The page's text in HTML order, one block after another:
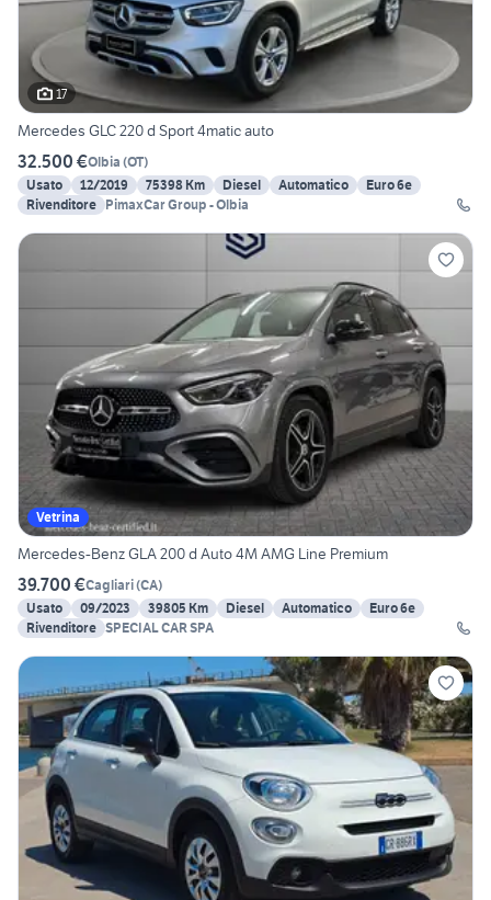
17
Mercedes GLC 220 d Sport 4matic auto
32.500 €Olbia (OT)
Usato
12/2019 75398 Km Diesel Automatico
Euro 6e
Rivenditore PimaxCar Group - Olbia
Vetrina
Mercedes-Benz GLA 200 d Auto 4M AMG Line Premium
39.700 €Cagliari(CA)
Usato
09/2023 39805 Km Diesel Automatico
Euro 6e
Rivenditore SPECIAL CAR SPA